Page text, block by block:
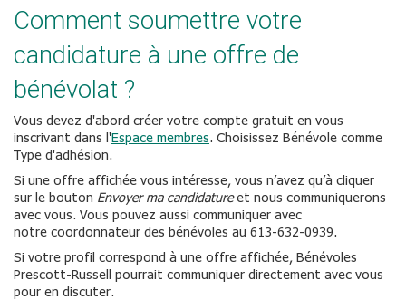
Comment soumettre votre
candidature à une offre de
bénévolat ?
Vous devez d'abord créer votre compte gratuit en vous
inscrivant dans l'Espace membres. Choisissez Bénévole comme
Type d'adhésion.
Si une offre affichée vous intéresse, vous n’avez qu’à cliquer
sur le bouton Envoyer ma candidatureet nous communiquerons
avec vous. Vous pouvez aussi communiquer avec
notre coordonnateur des bénévoles au 613-632-0939.
Si votre profil correspond à une offre affichée, Bénévoles
Prescott-Russell pourrait communiquer directement avec vous
pour en discuter.